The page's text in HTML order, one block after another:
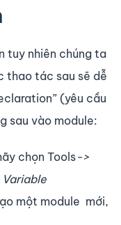
tuy nhiên chúng ta
thao tác sau sẽ dễ
(yêu cầu
sau vào module:
chọn Tools->
Variable
một module mới,